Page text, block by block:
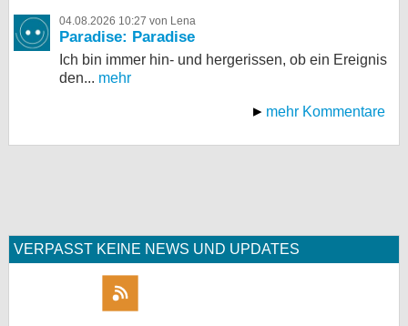
04.08.2026 10:27 von Lena
Paradise: Paradise
Ich bin immer hin- und hergerissen, ob ein Ereignis
den... mehr
mehr Kommentare
VERPASST KEINE NEWS UND UPDATES